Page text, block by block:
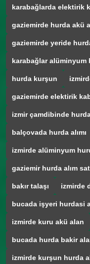
karabağlarda elektirik
gaziemirde hurda akü
gaziemirde yeride
karabağlar alüminyum
hurda kurşun
gaziemirde elektirik
izmir çamdibinde
balçovada hurda alımı
izmirde alüminyum
gaziemir hurda alım
bakır talaşı izmirde
bucada işyeri hurdasi
izmirde kuru akü alan
bucada hurda bakir
izmirde kurşun hurda